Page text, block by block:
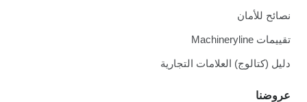
نصائح للأمان
تقييمات Machineryline
دليل (كتالوج) العلامات التجارية
عروضنا